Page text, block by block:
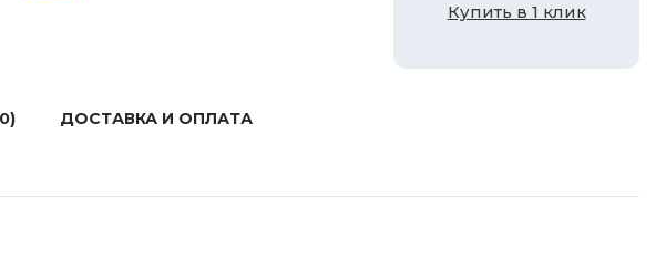
Купить в 1 клик
ДОСТАВКА И ОПЛАТА